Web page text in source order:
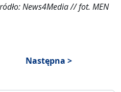
News4Media // fot. MEN
Następna >